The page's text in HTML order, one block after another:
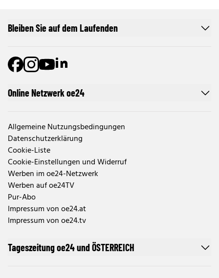
Online Netzwerk oe24
Allgemeine Nutzungsbedingungen
Datenschutzerklärung
Cookie-Liste
Cookie-Einstellungen und Widerruf
Werben im oe24-Netzwerk
Werben auf oe24TV
Pur-Abo
Impressum von oe24.at
Impressum von oe24.tv
Tageszeitung oe24 und ÖSTERREICH
Bleiben Sie auf dem Laufenden